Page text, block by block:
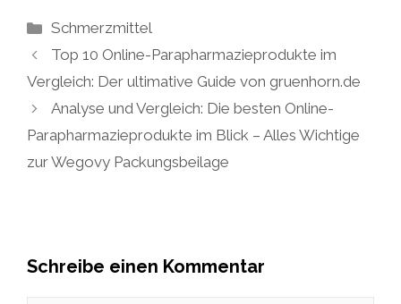
Kategorien
Schmerzmittel
Top 10 Online-Parapharmazieprodukte im
Vergleich: Der ultimative Guide von gruenhorn.de
Analyse und Vergleich: Die besten Online-
Parapharmazieprodukte im Blick – Alles Wichtige
zur Wegovy Packungsbeilage
Schreibe einen Kommentar